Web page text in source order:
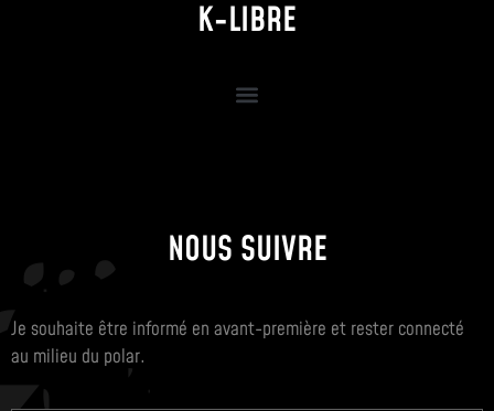
K-LIBRE
NOUS SUIVRE
Je souhaite être informé en avant-première et rester connecté
au milieu du polar.